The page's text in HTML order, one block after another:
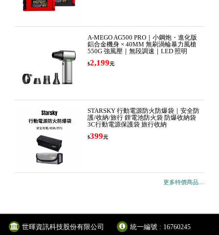
A-MEGO AG500 PRO｜小鋼炮・進化版
鋁合金機身 × 40MM 無刷渦輪暴力風槍
550G 強風壓｜無段調速｜LED 照明
$2,199元
STARSKY 行動電源防火防爆袋｜安全防
護/收納/旅行 鋰電池防火袋 防爆收納袋
3C行動電源保護袋 旅行收納
$399元
更多特價商品....
世暉資訊科技股份有限公司 統一編號 : 16760245